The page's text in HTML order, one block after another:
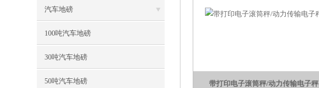
汽车地磅
100吨汽车地磅
30吨汽车地磅
50吨汽车地磅 带打印电子滚筒秤/动力传输电子秤